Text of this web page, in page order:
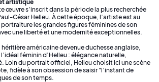
artistique
œuvre s’inscrit dans la période la plus recherchée
César Helleu. À cette époque, l’artiste est au
les grandes figures féminines de son
une liberté et une modernité exceptionnelles.
américaine devenue duchesse anglaise,
féminin d’Helleu : élégance naturelle,
Loin du portrait officiel, Helleu choisit ici une scène
fidèle à son obsession de saisir "l’instant de
de son temps.